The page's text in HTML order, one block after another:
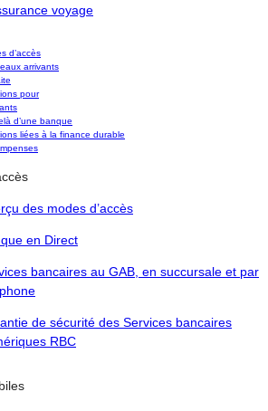
voyage
d’accès
arrivants
pour
d’une banque
liées à la finance durable
des modes d’accès
en Direct
bancaires au GAB, en succursale et par
de sécurité des Services bancaires
RBC